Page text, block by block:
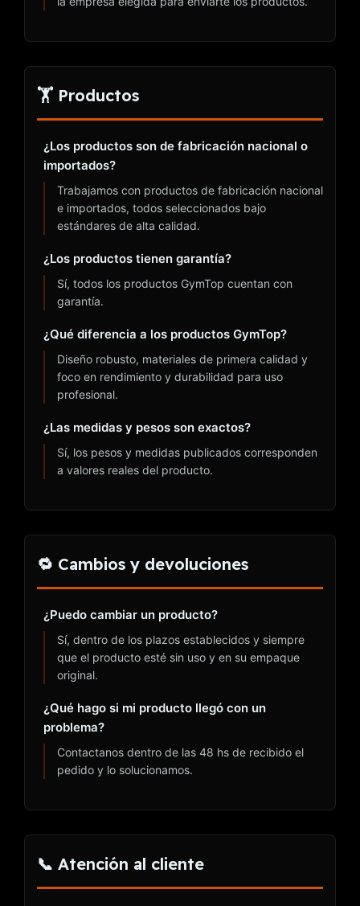
🏋️ Productos
¿Los productos son de fabricación nacional o
importados?
Trabajamos con productos de fabricación nacional
e importados, todos seleccionados bajo
estándares de alta calidad.
¿Los productos tienen garantía?
Sí, todos los productos GymTop cuentan con
garantía.
¿Qué diferencia a los productos GymTop?
Diseño robusto, materiales de primera calidad y
foco en rendimiento y durabilidad para uso
profesional.
¿Las medidas y pesos son exactos?
Sí, los pesos y medidas publicados corresponden
a valores reales del producto.
🔁 Cambios y devoluciones
¿Puedo cambiar un producto?
Sí, dentro de los plazos establecidos y siempre
que el producto esté sin uso y en su empaque
original.
¿Qué hago si mi producto llegó con un
problema?
Contactanos dentro de las 48 hs de recibido el
pedido y lo solucionamos.
📞 Atención al cliente